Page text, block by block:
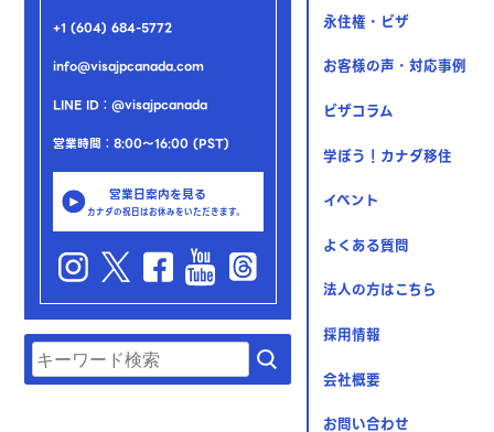
+1 (604) 684-5772
info@visajpcanada.com
LINE ID：@visajpcanada
営業時間：8:00～16:00 (PST)
営業日案内を見る
カナダの祝日はお休みをいただきます。
永住権・ビザ
お客様の声・対応事例
ビザコラム
学ぼう！カナダ移住
イベント
よくある質問
法人の方はこちら
採用情報
会社概要
お問い合わせ